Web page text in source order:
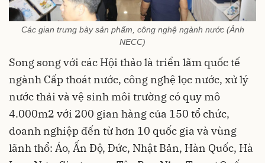
Các gian trưng bày sản phẩm, công nghệ ngành nước (Ảnh
NECC)
Song song với các Hội thảo là triển lãm quốc tế
ngành Cấp thoát nước, công nghệ lọc nước, xử lý
nước thải và vệ sinh môi trường có quy mô
4.000m2 với 200 gian hàng của 150 tổ chức,
doanh nghiệp đến từ hơn 10 quốc gia và vùng
lãnh thổ: Áo, Ấn Độ, Đức, Nhật Bản, Hàn Quốc, Hà